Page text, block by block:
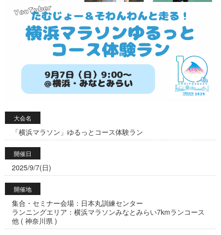
大会名
「横浜マラソン」ゆるっとコース体験ラン
開催日
2025/9/7(日)
開催地
集合・セミナー会場：日本丸訓練センター
ランニングエリア：横浜マラソンみなとみらい7kmランコース
他 ( 神奈川県 )